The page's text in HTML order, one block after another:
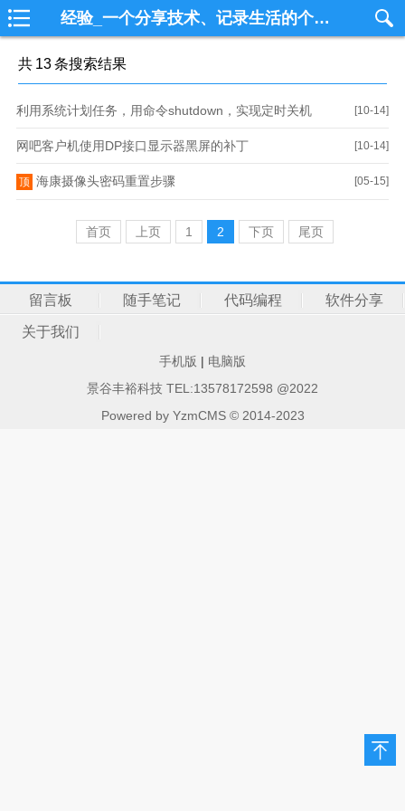
经验_一个分享技术、记录生活的个人技术博客一个分享技术、记录生活的个人技术博客
共 13条搜索结果
[10-14]
利用系统计划任务，用命令shutdown，实现定时关机
[10-14]
网吧客户机使用DP接口显示器黑屏的补丁
[05-15]
顶 海康摄像头密码重置步骤
首页 上页 1 2 下页 尾页
留言板 随手笔记 代码编程 软件分享
关于我们
手机版 | 电脑版
景谷丰裕科技 TEL:13578172598 @2022
Powered by YzmCMS© 2014-2023